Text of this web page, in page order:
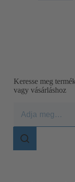
Részletes
három
Keresse meg
vagy vásárláshoz
tartomány
Keresési